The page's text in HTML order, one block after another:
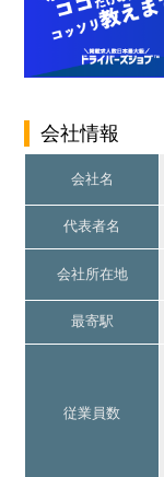
会社情報
会社名
代表者名
会社所在地
最寄駅
従業員数